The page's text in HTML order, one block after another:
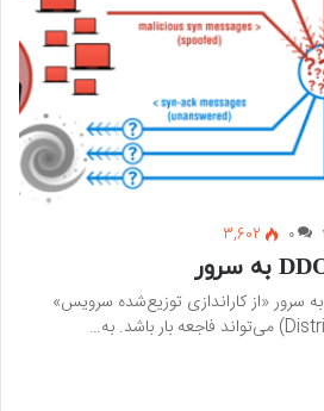
۰ 3,602
قربانی شدن در حمله DDOS به سرور «از کاراندازی توزیع‌شده سرویس»